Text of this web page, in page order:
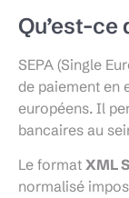
Qu’est-ce
SEPA (Single
de paiement en
européens. Il
bancaires au
Le format XML
normalisé